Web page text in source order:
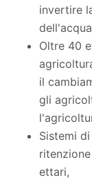
invertire
Oltre 40
il
gli
Sistemi
ettari,